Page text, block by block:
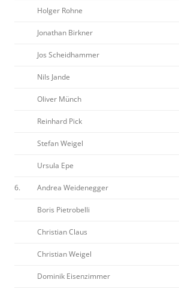
Holger Rohne
Jonathan Birkner
Jos Scheidhammer
Nils Jande
Oliver Münch
Reinhard Pick
Stefan Weigel
Ursula Epe
6. Andrea Weidenegger
Boris Pietrobelli
Christian Claus
Christian Weigel
Dominik Eisenzimmer